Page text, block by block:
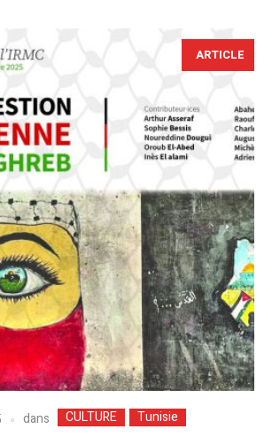
ARTICLE
dans CULTURE Tunisie